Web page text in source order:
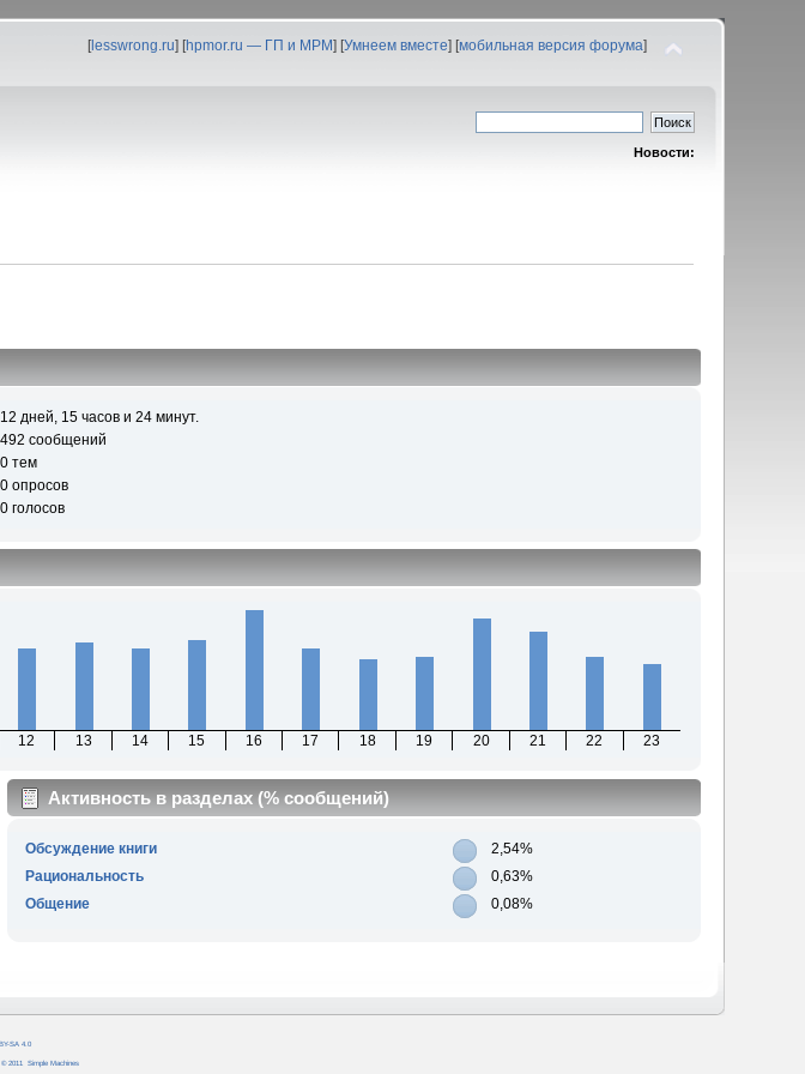
[lesswrong.ru] [hpmor.ru — ГП и МРМ] [Умнеем вместе] [мобильная версия форума]
Новости:
12 дней, 15 часов и 24 минут.
492 сообщений
0 тем
0 опросов
0 голосов
12 13 14 15 16 17 18 19 20 21 22 23
Активность в разделах (% сообщений)
Обсуждение книги
2,54%
Рациональность
0,63%
Общение
0,08%
SA 4.0
2011 Simple Machines